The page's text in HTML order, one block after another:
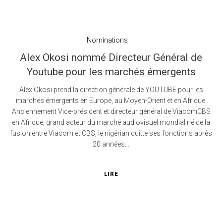
Nominations
Alex Okosi nommé Directeur Général de
Youtube pour les marchés émergents
Alex Okosi prend la direction générale de YOUTUBE pour les
marchés émergents en Europe, au Moyen-Orient et en Afrique.
Anciennement Vice-président et directeur général de ViacomCBS
en Afrique, grand acteur du marché audiovisuel mondial né de la
fusion entre Viacom et CBS, le nigérian quitte ses fonctions après
20 années...
LIRE